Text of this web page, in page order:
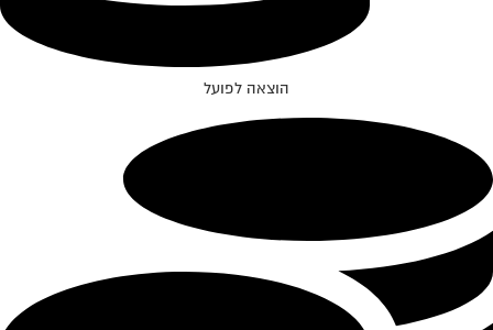
הוצאה לפועל